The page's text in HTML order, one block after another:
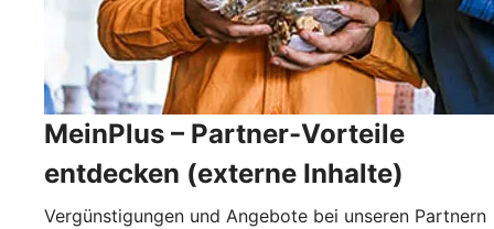
MeinPlus – Partner-Vorteile
entdecken (externe Inhalte)
Vergünstigungen und Angebote bei unseren Partnern